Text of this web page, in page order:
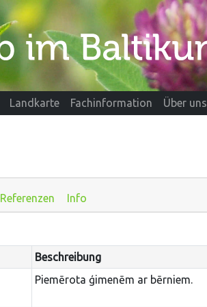
Landkarte Fachinformation Über uns
Referenzen Info
Beschreibung
Piemērota ģimenēm ar bērniem.